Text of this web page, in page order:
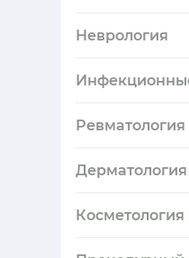
Неврология
Ревматология
Дерматология
Косметология